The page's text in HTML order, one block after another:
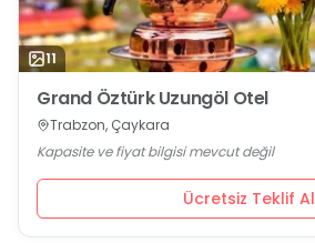
11
Grand Öztürk Uzungöl Otel
Trabzon, Çaykara
Kapasite ve fiyat bilgisi mevcut değil
Ücretsiz Teklif Al